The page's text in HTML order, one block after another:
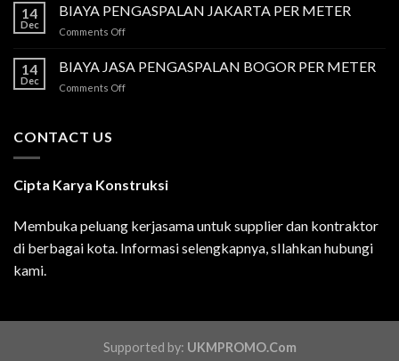
14
Dec
BIAYA PENGASPALAN JAKARTA PER METER
Comments Offon
PENGASPALAN
JAKARTA
PER
14
Dec
BIAYA JASA PENGASPALAN BOGOR PER METER
Comments Offon
CONTACT US
Cipta Karya Konstruksi
Membuka peluang kerjasama untuk supplier dan kontraktor
di berbagai kota. Informasi selengkapnya, sIlahkan hubungi
kami.
Supported by: UKMPROMO.Com